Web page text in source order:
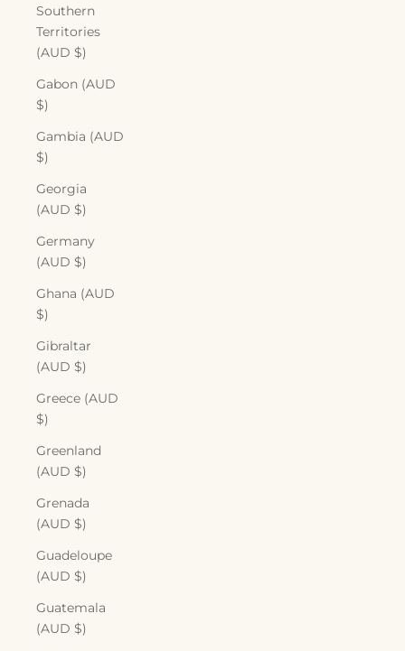
Southern
Territories
(AUD $)
Gabon (AUD
$)
Gambia (AUD
$)
Georgia
(AUD $)
Germany
(AUD $)
Ghana (AUD
$)
Gibraltar
(AUD $)
Greece (AUD
$)
Greenland
(AUD $)
Grenada
(AUD $)
Guadeloupe
(AUD $)
Guatemala
(AUD $)